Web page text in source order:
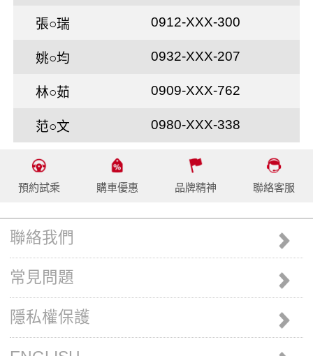
張○瑞 0912-XXX-300
姚○均 0932-XXX-207
林○茹 0909-XXX-762
范○文 0980-XXX-338
預約試乘 購車優惠 品牌精神 聯絡客服
聯絡我們
常見問題
隱私權保護